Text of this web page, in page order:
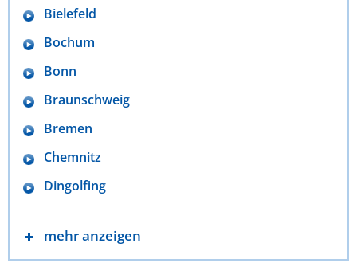
Bielefeld
Bochum
Bonn
Braunschweig
Bremen
Chemnitz
Dingolfing
mehr anzeigen